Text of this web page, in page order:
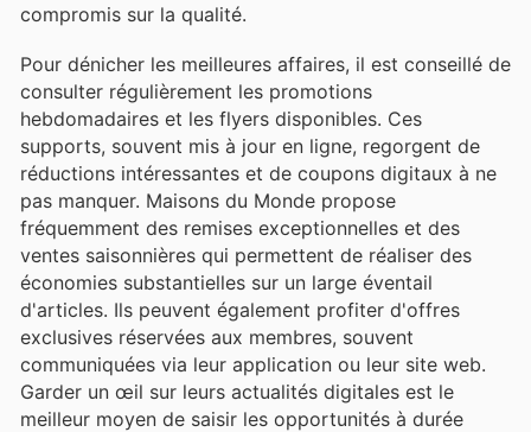
compromis sur la qualité.
Pour dénicher les meilleures affaires, il est conseillé de
consulter régulièrement les promotions
hebdomadaires et les flyers disponibles. Ces
supports, souvent mis à jour en ligne, regorgent de
réductions intéressantes et de coupons digitaux à ne
pas manquer. Maisons du Monde propose
fréquemment des remises exceptionnelles et des
ventes saisonnières qui permettent de réaliser des
économies substantielles sur un large éventail
d'articles. Ils peuvent également profiter d'offres
exclusives réservées aux membres, souvent
communiquées via leur application ou leur site web.
Garder un œil sur leurs actualités digitales est le
meilleur moyen de saisir les opportunités à durée